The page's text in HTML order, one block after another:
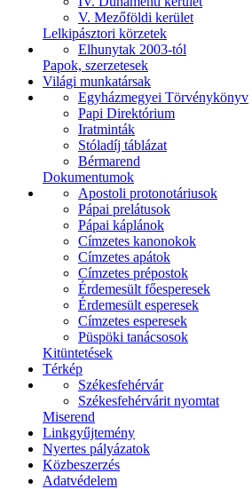
V. Mezőföldi kerület
Lelkipásztori körzetek
Elhunytak 2003-tól
Papok, szerzetesek
Világi munkatársak
Egyházmegyei Törvénykönyv
Papi Direktórium
Iratminták
Stóladíj táblázat
Bérmarend
Dokumentumok
Apostoli protonotáriusok
Pápai prelátusok
Pápai káplánok
Címzetes kanonokok
Címzetes apátok
Címzetes prépostok
Érdemesült főesperesek
Érdemesült esperesek
Címzetes esperesek
Püspöki tanácsosok
Kitüntetések
Térkép
Székesfehérvár
Székesfehérvárit nyomtat
Miserend
Linkgyűjtemény
Nyertes pályázatok
Közbeszerzés
Adatvédelem